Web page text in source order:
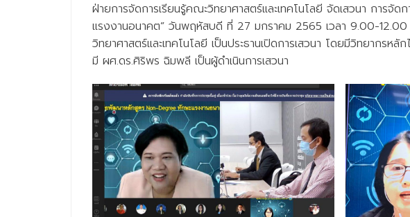
ฝ่ายการจัดการเรียนรู้คณะวิทยาศาสตร์และเทคโนโลยี จัดเสวนา กา
แรงงานอนาคต” วันพฤหัสบดี ที่ 27 มกราคม 2565 เวลา 9.00-
วิทยาศาสตร์และเทคโนโลยี เป็นประธานเปิดการเสวนา โดยมีวิทยา
มี ผศ.ดร.ศิริพร ฉิมพลี เป็นผู้ดำเนินการเสวนา